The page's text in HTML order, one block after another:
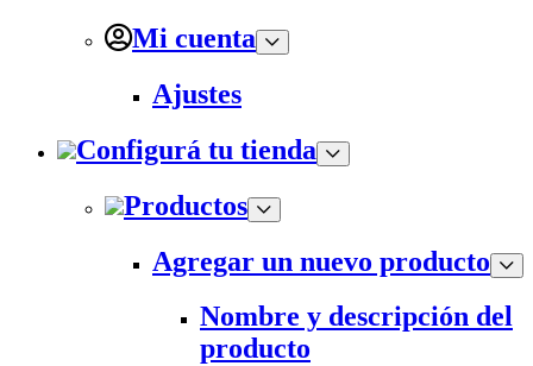
Mi cuenta
Ajustes
Configurá tu tienda
Productos
Agregar un nuevo producto
Nombre y descripción del
producto